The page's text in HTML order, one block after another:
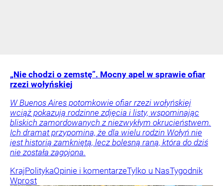
„Nie chodzi o zemstę”. Mocny apel w sprawie ofiar
rzezi wołyńskiej
W Buenos Aires potomkowie ofiar rzezi wołyńskiej
wciąż pokazują rodzinne zdjęcia i listy, wspominając
bliskich zamordowanych z niezwykłym okrucieństwem.
Ich dramat przypomina, że dla wielu rodzin Wołyń nie
jest historią zamkniętą, lecz bolesną raną, która do dziś
nie została zagojona.
KrajPolitykaOpinie i komentarzeTylko u NasTygodnik
Wprost